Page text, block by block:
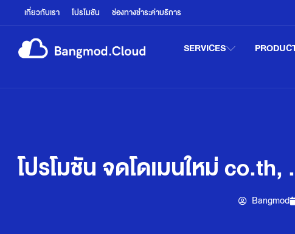
เกี่ยวกับเรา โปรโมชัน ช่องทางชำระค่าบริการ
SERVICES
โปรโมชัน จดโดเมนใหม่
Bangmod